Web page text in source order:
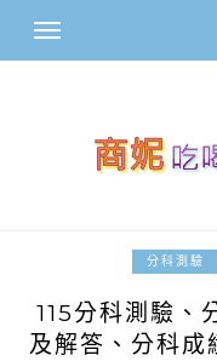
分科測驗
115分科測驗、
及解答、分科成